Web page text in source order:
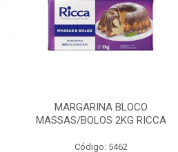
MARGARINA BLOCO
MASSAS/BOLOS 2KG RICCA
Código: 5462